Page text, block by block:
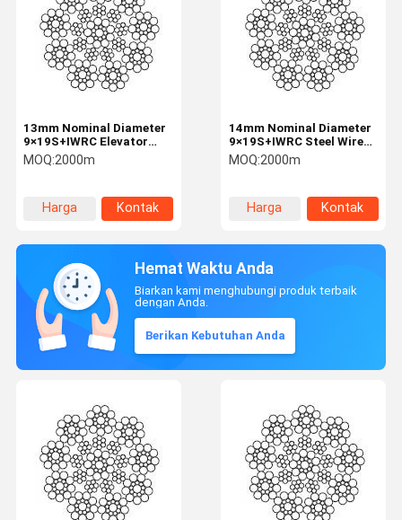
13mm Nominal Diameter
9×19S+IWRC Elevator
Steel Rope Lifting And
Hoisting
MOQ:2000m
Harga
Kontak
14mm Nominal Diameter
9×19S+IWRC Steel Wire
Rope For Elevator
MOQ:2000m
Harga
Kontak
Hemat Waktu Anda
Biarkan kami menghubungi produk terbaik
dengan Anda.
Berikan Kebutuhan Anda